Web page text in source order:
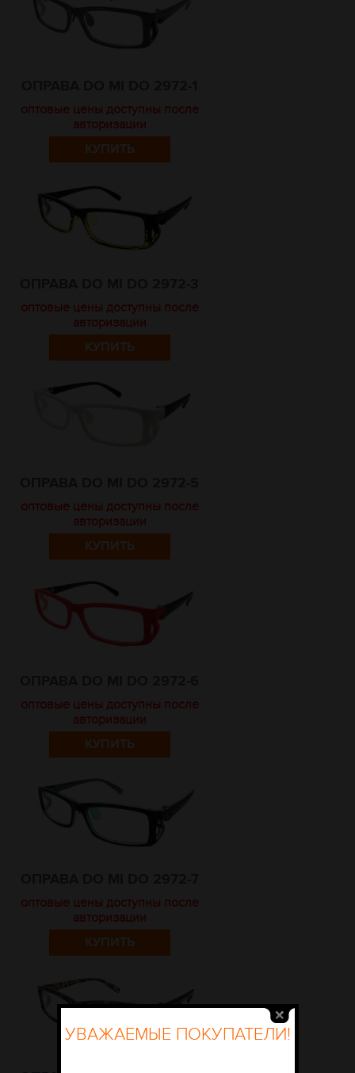
оптовые цены доступны после
авторизации
КУПИТЬ
оптовые цены доступны после
авторизации
КУПИТЬ
оптовые цены доступны после
авторизации
КУПИТЬ
оптовые цены доступны после
авторизации
КУПИТЬ
оптовые цены доступны после
авторизации
КУПИТЬ
УВАЖАЕМЫЕ ПОКУПАТЕЛИ!